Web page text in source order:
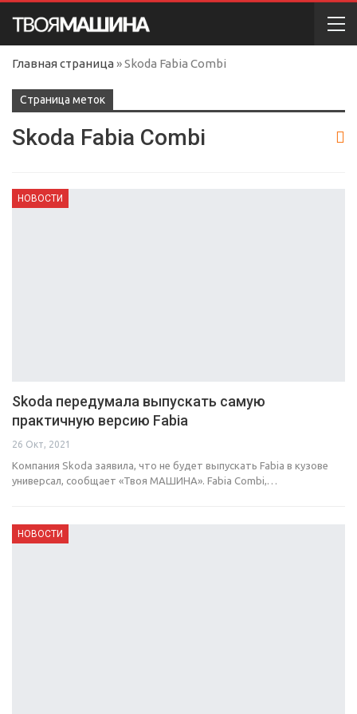
Главная страница »Skoda Fabia Combi
Cтраница меток
Skoda Fabia Combi
НОВОСТИ
Skoda передумала выпускать самую
практичную версию Fabia
26 Окт, 2021
Компания Skoda заявила, что не будет выпускать Fabia в кузове
универсал, сообщает «Твоя МАШИНА». Fabia Combi,…
НОВОСТИ